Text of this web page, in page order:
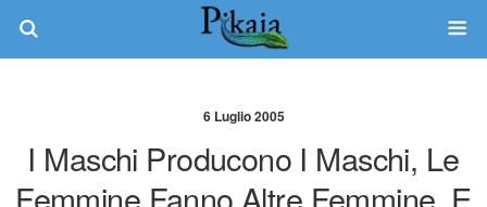
6 Luglio 2005
I Maschi Producono I Maschi, Le
Femmine Fanno Altre Femmine, E